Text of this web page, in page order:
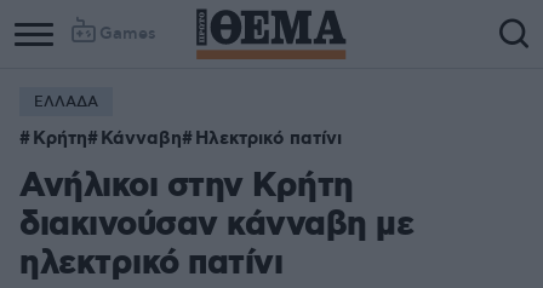
Games
ΕΛΛΑΔΑ
Κρήτη Κάνναβη Ηλεκτρικό πατίνι
Ανήλικοι στην Κρήτη
διακινούσαν κάνναβη με
ηλεκτρικό πατίνι